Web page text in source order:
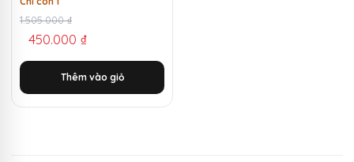
1.505.000₫
Giá
gốc
là:
1.505.000 ₫.
450.000 ₫
Giá
hiện
tại
là:
450.000 ₫.
Thêm vào giỏ